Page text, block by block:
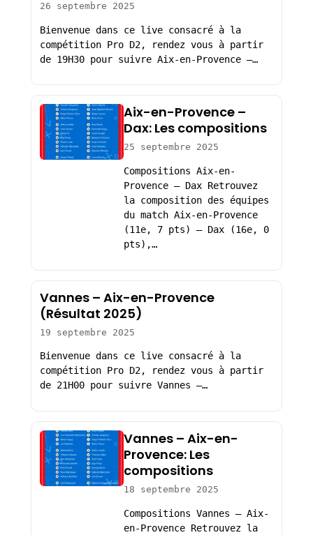
26 septembre 2025
Bienvenue dans ce live consacré à la
compétition Pro D2, rendez vous à partir
de 19H30 pour suivre Aix-en-Provence –…
Aix-en-Provence –
Dax: Les compositions
25 septembre 2025
Compositions Aix-en-
Provence – Dax Retrouvez
la composition des équipes
du match Aix-en-Provence
(11e, 7 pts) – Dax (16e, 0
pts),…
Vannes – Aix-en-Provence
(Résultat 2025)
19 septembre 2025
Bienvenue dans ce live consacré à la
compétition Pro D2, rendez vous à partir
de 21H00 pour suivre Vannes –…
Vannes – Aix-en-
Provence: Les
compositions
18 septembre 2025
Compositions Vannes – Aix-
en-Provence Retrouvez la